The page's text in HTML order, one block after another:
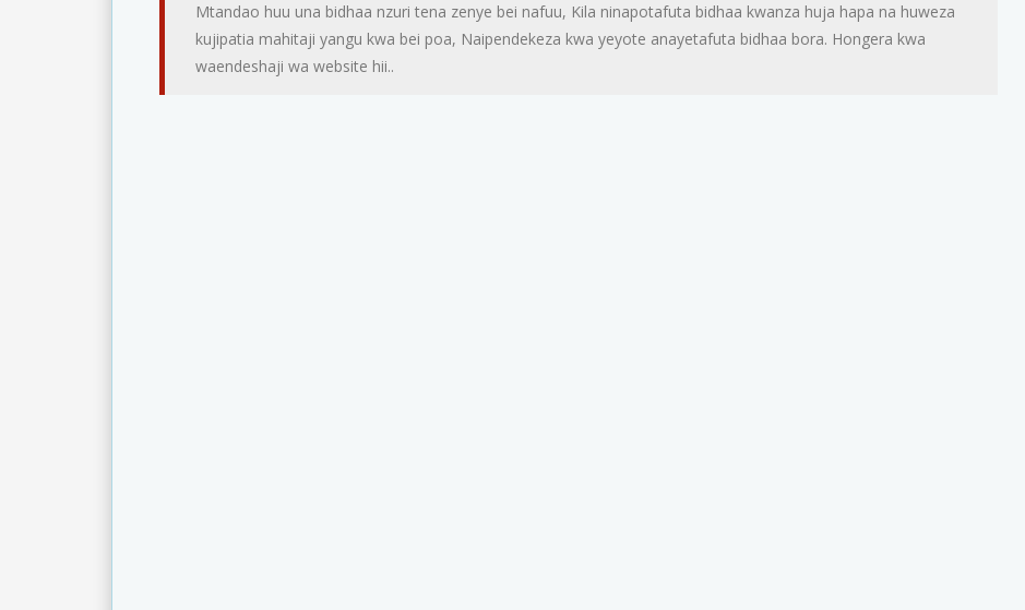
Mtandao huu una bidhaa nzuri tena zenye bei nafuu, Kila ninapotafuta bidhaa kwanza huja hapa na huweza
kujipatia mahitaji yangu kwa bei poa, Naipendekeza kwa yeyote anayetafuta bidhaa bora. Hongera kwa
waendeshaji wa website hii..